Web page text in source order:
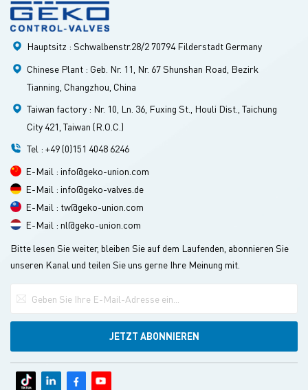
industrielle Anwendungen
geeignet. Die hohe
Fertigungsgenauigkeit des
Verschlusses gewährleistet
eine absolut dichte
Abdichtung. Die Ventile der
Serie GKV-128 wurden
speziell für die
und eignen sich
hervorragend für
Hochdruckanwendungen.
dreiteilige
Ventilkörperkonstruktion
ermöglicht eine einfache
Online-Wartung durch
Wartungskosten gesenkt
Hauptsitz : Schwalbenstr.28/2 70794 Filderstadt Germany
Chinese Plant : Geb. Nr. 11, Nr. 67 Shunshan Road, Bezirk
Tianning, Changzhou, China
Taiwan factory : Nr. 10, Ln. 36, Fuxing St., Houli Dist., Taichung
City 421, Taiwan (R.O.C.)
Tel : +49 (0)151 4048 6246
E-Mail : info@geko-union.com
E-Mail : info@geko-valves.de
E-Mail : tw@geko-union.com
E-Mail : nl@geko-union.com
Bitte lesen Sie weiter, bleiben Sie auf dem Laufenden, abonnieren Sie
unseren Kanal und teilen Sie uns gerne Ihre Meinung mit.